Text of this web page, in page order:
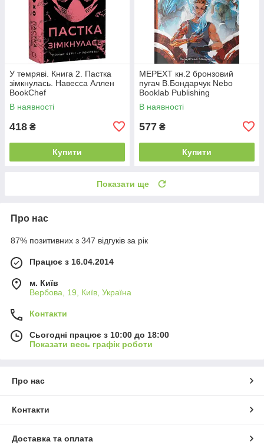
У темряві. Книга 2. Пастка
зімкнулась. Навесса Аллен
BookChef
В наявності
418 ₴
Купити
МЕРЕХТ кн.2 бронзовий
пугач В.Бондарчук Nebo
Booklab Publishing
В наявності
577 ₴
Купити
Показати ще
Про нас
87% позитивних з 347 відгуків за рік
Працює з 16.04.2014
м. Київ
Вербова, 19, Київ, Україна
Контакти
Сьогодні працює з 10:00 до 18:00
Показати весь графік роботи
Про нас
Контакти
Доставка та оплата